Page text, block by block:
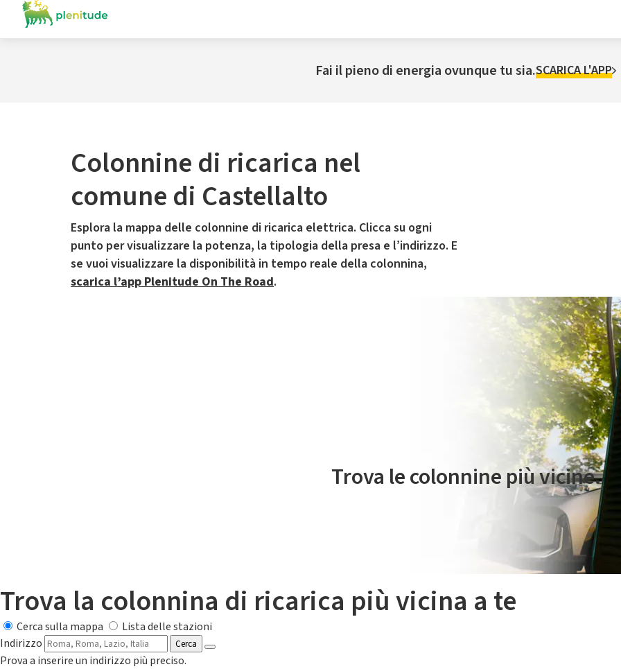
Fai il pieno di energia ovunque tu sia.SCARICA L'APP
Colonnine di ricarica nel
comune di Castellalto
Esplora la mappa delle colonnine di ricarica elettrica. Clicca su ogni
punto per visualizzare la potenza, la tipologia della presa e l’indirizzo. E
se vuoi visualizzare la disponibilità in tempo reale della colonnina,
scarica l’app Plenitude On The Road.
Il servizio di mobilità elettrica è gestito da Plenitude On The Road
Trova le colonnine più vicine.
Trova la colonnina di ricarica più vicina a te
Cerca sulla mappa
Lista delle stazioni
Indirizzo
Cerca
Prova a inserire un indirizzo più preciso.